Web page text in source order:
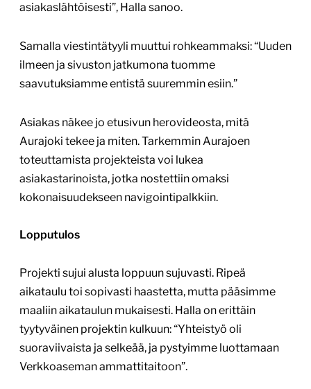
asiakaslähtöisesti”, Halla sanoo.
Samalla viestintätyyli muuttui rohkeammaksi: “Uuden
ilmeen ja sivuston jatkumona tuomme
saavutuksiamme entistä suuremmin esiin.”
Asiakas näkee jo etusivun herovideosta, mitä
Aurajoki tekee ja miten. Tarkemmin Aurajoen
toteuttamista projekteista voi lukea
asiakastarinoista, jotka nostettiin omaksi
kokonaisuudekseen navigointipalkkiin.
Lopputulos
Projekti sujui alusta loppuun sujuvasti. Ripeä
aikataulu toi sopivasti haastetta, mutta pääsimme
maaliin aikataulun mukaisesti. Halla on erittäin
tyytyväinen projektin kulkuun: “Yhteistyö oli
suoraviivaista ja selkeää, ja pystyimme luottamaan
Verkkoaseman ammattitaitoon”.